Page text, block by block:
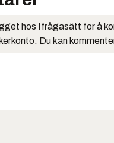
hos Ifrågasätt for å
Du kan